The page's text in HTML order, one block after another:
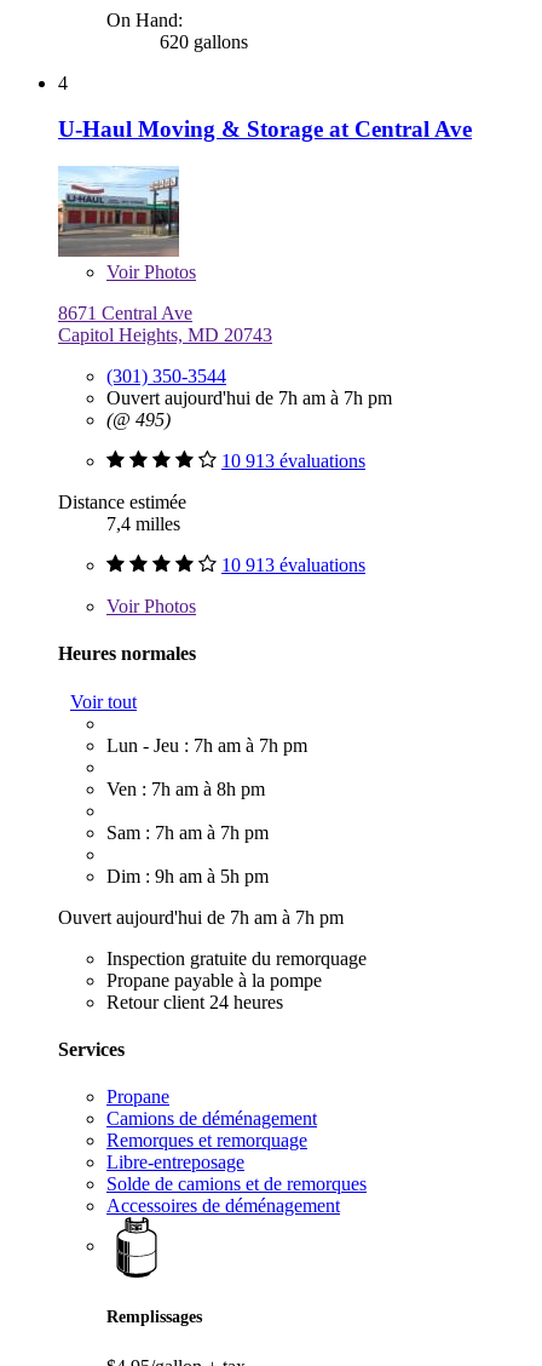
On Hand:
620 gallons
4
U-Haul Moving & Storage at Central Ave
VoirPhotos
8671 Central Ave
Capitol Heights, MD 20743
(301) 350-3544
Ouvert aujourd'hui de 7h am à 7h pm
(@ 495)
10 913 évaluations
Distance estimée
7,4 milles
10 913 évaluations
VoirPhotos
Heures normales
Voir tout
Lun - Jeu : 7h am à 7h pm
Ven : 7h am à 8h pm
Sam : 7h am à 7h pm
Dim : 9h am à 5h pm
Ouvert aujourd'hui de 7h am à 7h pm
Inspection gratuite du remorquage
Propane payable à la pompe
Retour client 24 heures
Services
Propane
Camions de déménagement
Remorques et remorquage
Libre-entreposage
Solde de camions et de remorques
Accessoires de déménagement
Remplissages